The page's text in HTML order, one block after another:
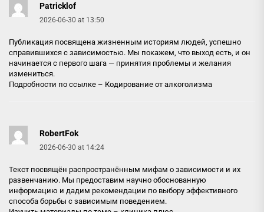
Patricklof
2026-06-30 at 13:50
Публикация посвящена жизненным историям людей, успешно
справившихся с зависимостью. Мы покажем, что выход есть, и он
начинается с первого шага — принятия проблемы и желания
измениться.
Подробности по ссылке – Кодирование от алкоголизма
RobertFok
2026-06-30 at 14:24
Текст посвящён распространённым мифам о зависимости и их
развенчанию. Мы предоставим научно обоснованную
информацию и дадим рекомендации по выбору эффективного
способа борьбы с зависимым поведением.